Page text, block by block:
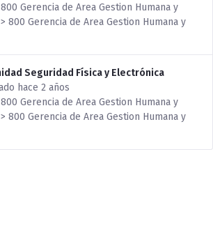
Gerencia de Area Gestion Humana y
800 Gerencia de Area Gestion Humana y
Seguridad Física y Electrónica
hace 2 años
Gerencia de Area Gestion Humana y
800 Gerencia de Area Gestion Humana y